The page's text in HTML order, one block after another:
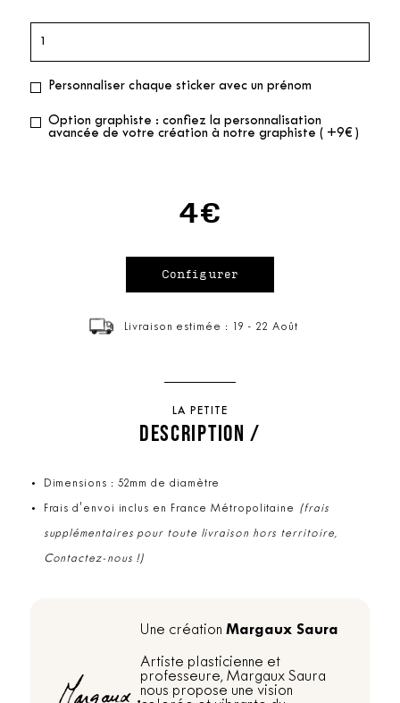
Personnaliser chaque sticker avec un prénom
Option graphiste : confiez la personnalisation
avancée de votre création à notre graphiste ( +9€ )
4€
Livraison estimée : 19 - 22 Août
LA PETITE
DESCRIPTION /
Dimensions : 52mm de diamètre
Frais d'envoi inclus en France Métropolitaine (frais
supplémentaires pour toute livraison hors territoire,
Contactez-nous !)
Une création Margaux Saura
Artiste plasticienne et
professeure, Margaux Saura
nous propose une vision